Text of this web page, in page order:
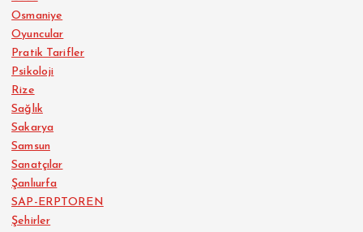
Osmaniye
Oyuncular
Pratik Tarifler
Psikoloji
Rize
Sağlık
Sakarya
Samsun
Sanatçılar
Şanlıurfa
SAP-ERPTOREN
Şehirler